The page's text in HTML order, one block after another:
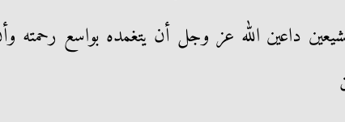
داعين الله عز وجل أن يتغمده بواسع رحمته